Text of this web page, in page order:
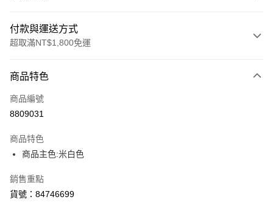
付款與運送方式
超取滿NT$1,800免運
信用卡一次付款
LINE Pay
街口支付
悠遊付
Google Pay
商品特色
商品編號
8809031
商品特色
商品主色:米白色
銷售重點
貨號：84746699